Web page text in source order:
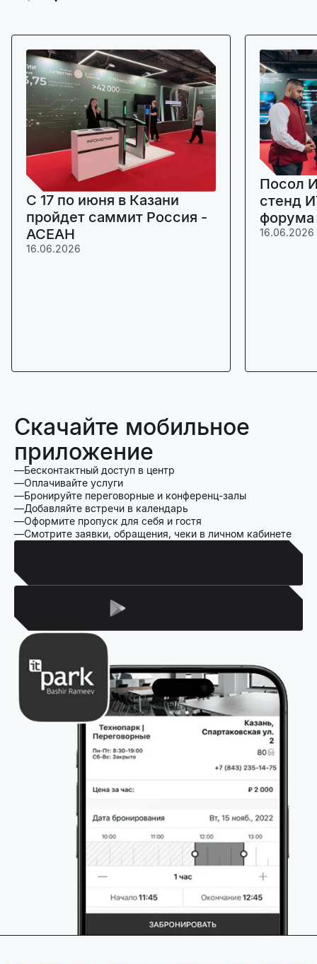
C 17 по июня в Казани
пройдет саммит Россия -
АСЕАН
16.06.2026
Посол
стенд
16.06.2026
Скачайте мобильное
приложение
Бесконтактный доступ в центр
Оплачивайте услуги
Бронируйте переговорные и конференц-залы
Добавляйте встречи в календарь
Оформите пропуск для себя и гостя
Смотрите заявки, обращения, чеки в личном кабинете